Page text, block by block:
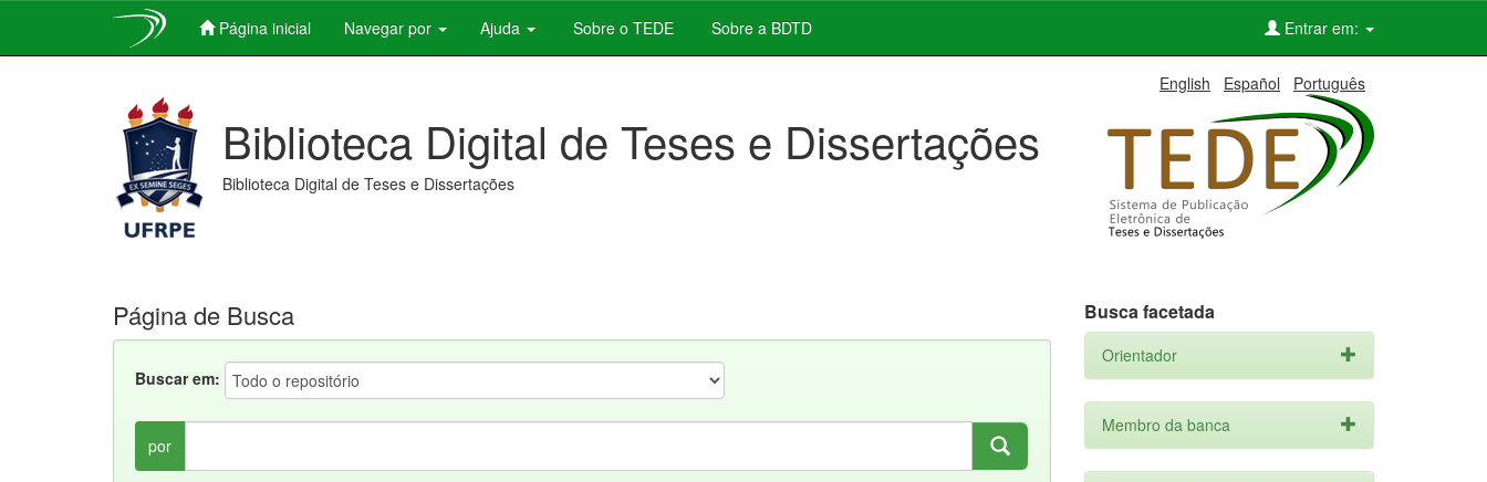
Página inicial Navegar por Ajuda Sobre o TEDE Sobre a BDTD Entrar em:
English Español Português
Biblioteca Digital de Teses e Dissertações
Biblioteca Digital de Teses e Dissertações
Página de Busca
Buscar em:
por
Busca facetada
Orientador
Membro da banca